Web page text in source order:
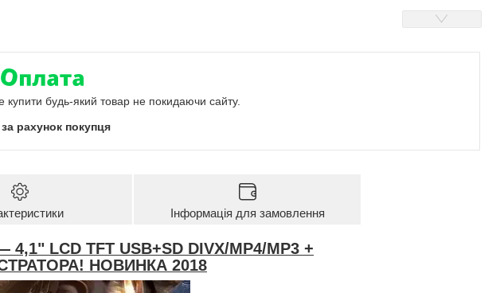
купити будь-який товар не покидаючи сайту.
за рахунок покупця
Інформація для замовлення
LCD TFT USB+SD DIVX/MP4/MP3 +
НОВИНКА 2018